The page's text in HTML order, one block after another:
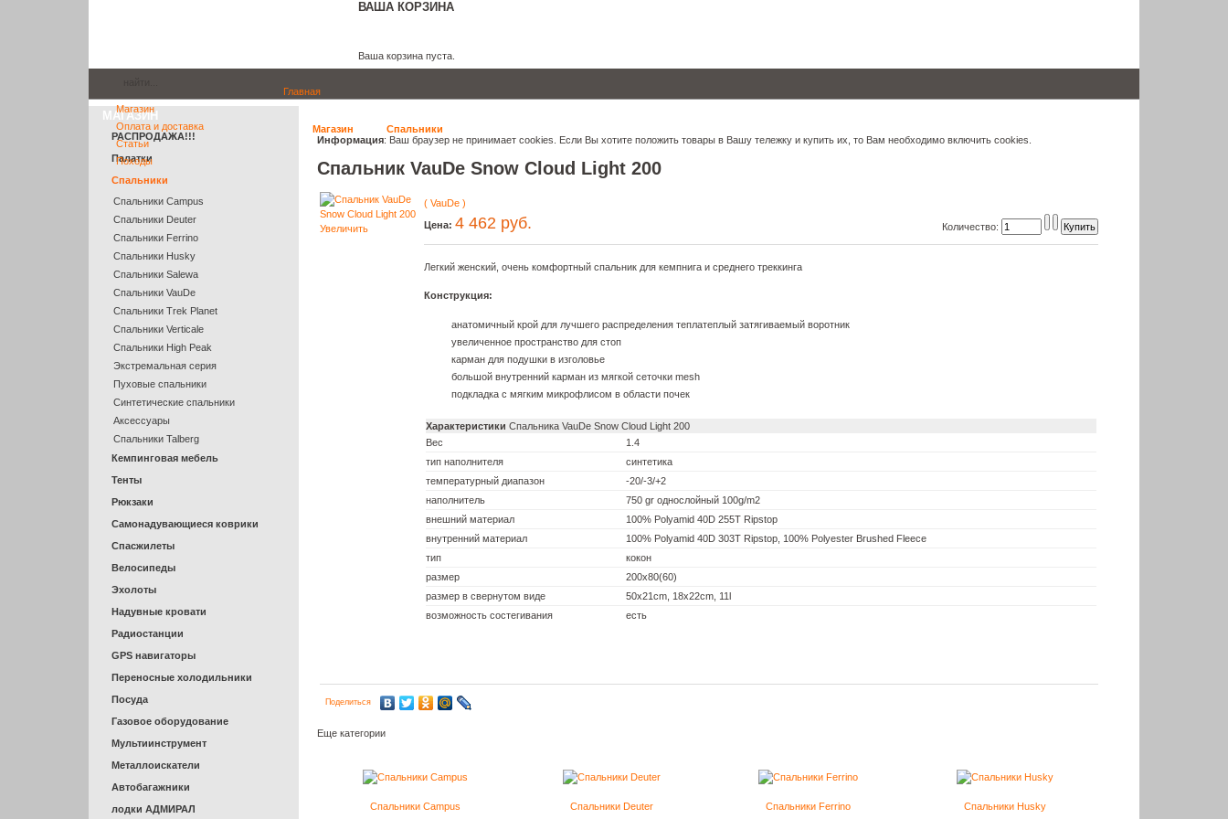
ВАША КОРЗИНА
Ваша корзина пуста.
Главная
Магазин
Оплата и доставка
Статьи
Походы
Магазин
Спальники
Информация: Ваш браузер не принимает cookies. Если Вы хотите положить товары в Вашу тележку и купить их, то Вам необходимо включить cookies.
Спальник VauDe Snow Cloud Light 200
Увеличить
( VauDe )
Цена: 4 462 руб. Количество:
Легкий женский, очень комфортный спальник для кемпнига и среднего треккинга
Конструкция:
анатомичный крой для лучшего распределения теплатеплый затягиваемый воротник
увеличенное пространство для стоп
карман для подушки в изголовье
большой внутренний карман из мягкой сеточки mesh
подкладка с мягким микрофлисом в области почек
Характеристики Спальника VauDe Snow Cloud Light 200
Вес
1.4
тип наполнителя
синтетика
температурный диапазон
-20/-3/+2
наполнитель
750 gr однослойный 100g/m2
внешний материал
100% Polyamid 40D 255T Ripstop
внутренний материал
100% Polyamid 40D 303T Ripstop, 100% Polyester Brushed Fleece
тип
кокон
размер
200x80(60)
размер в свернутом виде
50x21cm, 18x22cm, 11l
возможность состегивания
есть
Поделиться
Еще категории
Спальники Campus Спальники Deuter Cпальники Ferrino Спальники Husky
МАГАЗИН
РАСПРОДАЖА!!!
Палатки
Спальники
Спальники Campus
Спальники Deuter
Cпальники Ferrino
Спальники Husky
Спальники Salewa
Спальники VauDe
Спальники Trek Planet
Спальники Verticale
Спальники High Peak
Экстремальная серия
Пуховые спальники
Синтетические спальники
Аксессуары
Спальники Talberg
Кемпинговая мебель
Тенты
Рюкзаки
Самонадувающиеся коврики
Спасжилеты
Велосипеды
Эхолоты
Надувные кровати
Радиостанции
GPS навигаторы
Переносные холодильники
Посуда
Газовое оборудование
Мультиинструмент
Металлоискатели
Автобагажники
лодки АДМИРАЛ